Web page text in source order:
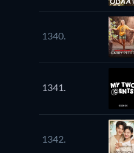
1340.
1341.
1342.